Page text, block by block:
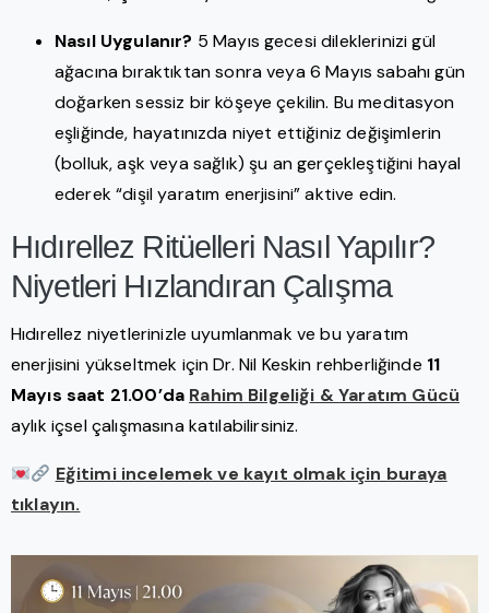
Nasıl Uygulanır? 5 Mayıs gecesi dileklerinizi gül
ağacına bıraktıktan sonra veya 6 Mayıs sabahı gün
doğarken sessiz bir köşeye çekilin. Bu meditasyon
eşliğinde, hayatınızda niyet ettiğiniz değişimlerin
(bolluk, aşk veya sağlık) şu an gerçekleştiğini hayal
ederek “dişil yaratım enerjisini” aktive edin.
Hıdırellez Ritüelleri Nasıl Yapılır?
Niyetleri Hızlandıran Çalışma
Hıdırellez niyetlerinizle uyumlanmak ve bu yaratım
enerjisini yükseltmek için Dr. Nil Keskin rehberliğinde 11
Mayıs saat 21.00’da Rahim Bilgeliği & Yaratım Gücü
aylık içsel çalışmasına katılabilirsiniz.
Eğitimi incelemek ve kayıt olmak için buraya
tıklayın.